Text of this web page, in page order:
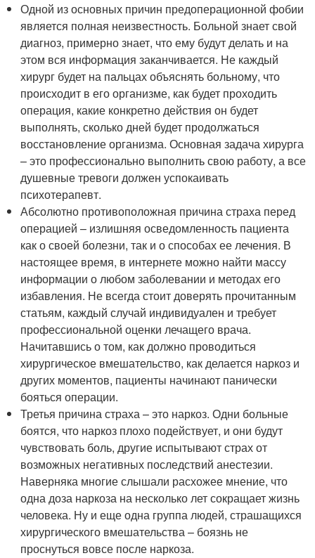
Одной из основных причин предоперационной фобии
является полная неизвестность. Больной знает свой
диагноз, примерно знает, что ему будут делать и на
этом вся информация заканчивается. Не каждый
хирург будет на пальцах объяснять больному, что
происходит в его организме, как будет проходить
операция, какие конкретно действия он будет
выполнять, сколько дней будет продолжаться
восстановление организма. Основная задача хирурга
– это профессионально выполнить свою работу, а все
душевные тревоги должен успокаивать
психотерапевт.
Абсолютно противоположная причина страха перед
операцией – излишняя осведомленность пациента
как о своей болезни, так и о способах ее лечения. В
настоящее время, в интернете можно найти массу
информации о любом заболевании и методах его
избавления. Не всегда стоит доверять прочитанным
статьям, каждый случай индивидуален и требует
профессиональной оценки лечащего врача.
Начитавшись о том, как должно проводиться
хирургическое вмешательство, как делается наркоз и
других моментов, пациенты начинают панически
бояться операции.
Третья причина страха – это наркоз. Одни больные
боятся, что наркоз плохо подействует, и они будут
чувствовать боль, другие испытывают страх от
возможных негативных последствий анестезии.
Наверняка многие слышали расхожее мнение, что
одна доза наркоза на несколько лет сокращает жизнь
человека. Ну и еще одна группа людей, страшащихся
хирургического вмешательства – боязнь не
проснуться вовсе после наркоза.